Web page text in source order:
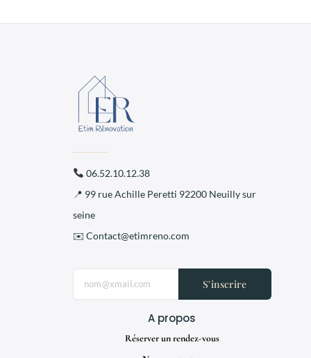
06.52.10.12.38
📍 99 rue Achille Peretti 92200 Neuilly sur
seine
✉️ Contact@etimreno.com
S'inscrire
A propos
Réserver un rendez-vous